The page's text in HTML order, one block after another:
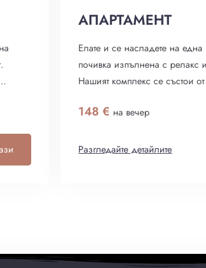
АПАРТАМЕНТ
Елате и се насладете на една
почивка изпълнена с релакс
Нашият комплекс се състои
Намират се на около 200 м.
Също така са и на около
ресторанта които всеки ден
148€ на вечер
Разгледайте детайлите
Напускане
1